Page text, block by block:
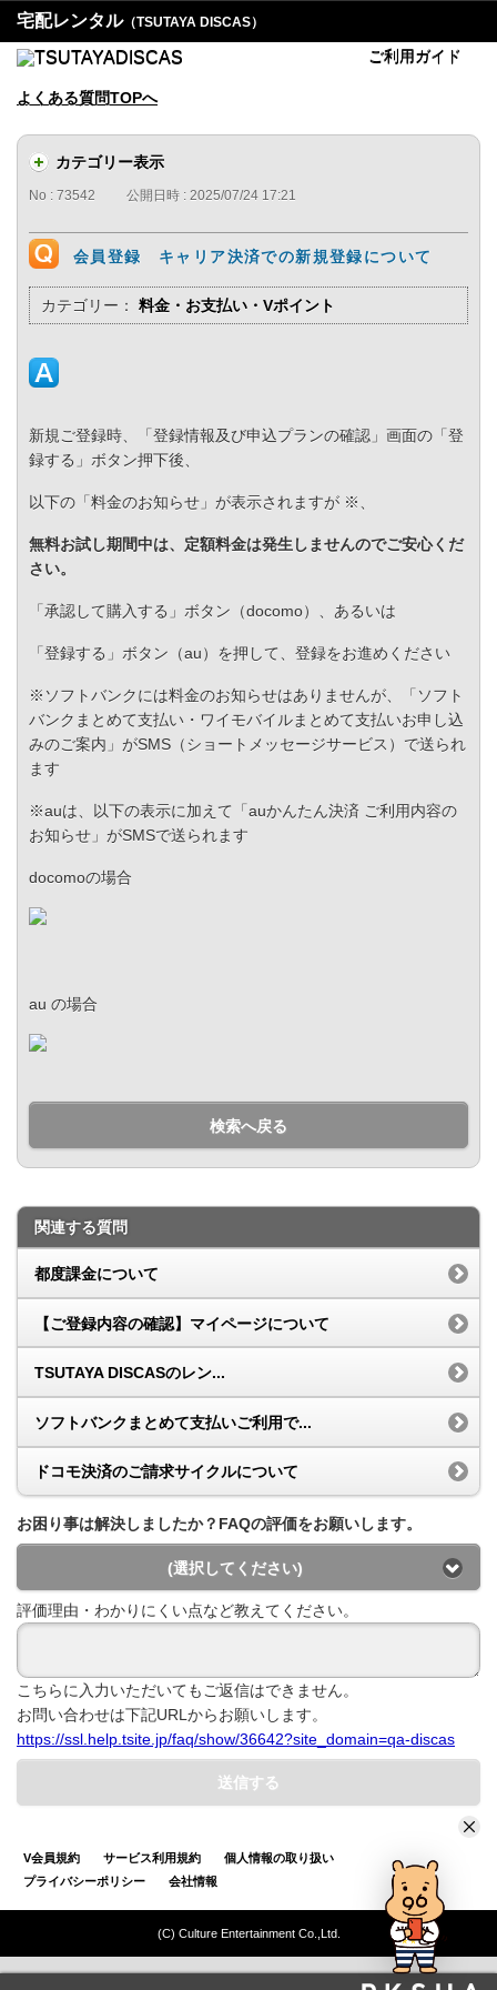
宅配レンタル（TSUTAYA DISCAS）
ご利用ガイド
よくある質問TOPへ
カテゴリー表示
No : 73542 公開日時 : 2025/07/24 17:21
会員登録 キャリア決済での新規登録について
カテゴリー： 料金・お支払い・Vポイント
新規ご登録時、「登録情報及び申込プランの確認」画面の「登
録する」ボタン押下後、
以下の「料金のお知らせ」が表示されますが ※、
無料お試し期間中は、定額料金は発生しませんのでご安心くだ
さい。
「承認して購入する」ボタン（docomo）、あるいは
「登録する」ボタン（au）を押して、登録をお進めください
※ソフトバンクには料金のお知らせはありませんが、「ソフト
バンクまとめて支払い・ワイモバイルまとめて支払いお申し込
みのご案内」がSMS（ショートメッセージサービス）で送られ
ます
※auは、以下の表示に加えて「auかんたん決済 ご利用内容の
お知らせ」がSMSで送られます
docomoの場合
au の場合
検索へ戻る
関連する質問
都度課金について
【ご登録内容の確認】マイページについて
TSUTAYA DISCASのレン...
ソフトバンクまとめて支払いご利用で...
ドコモ決済のご請求サイクルについて
お困り事は解決しましたか？FAQの評価をお願いします。
(選択してください)
評価理由・わかりにくい点など教えてください。
こちらに入力いただいてもご返信はできません。
お問い合わせは下記URLからお願いします。
https://ssl.help.tsite.jp/faq/show/36642?site_domain=qa-discas
送信する
V会員規約 サービス利用規約
個人情報の取り扱い
プライバシーポリシー
会社情報
(C) Culture Entertainment Co.,Ltd.